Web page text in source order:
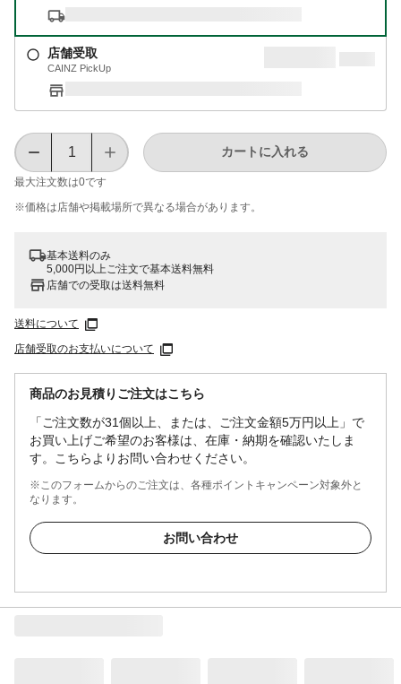
店舗受取
CAINZ PickUp
最大注文数は0です
カートに入れる
※価格は​店舗や​掲載場所で​異なる​場合が​あります。
基本送料のみ
5,000円以上ご注文で基本送料無料
店舗での受取は送料無料
送料について
店舗受取のお支払いについて
商品のお見積りご注文はこちら
「ご注文数が31個以上、または、ご注文金額5万円以上」で
お買い上げご希望のお客様は、在庫・納期を確認いたしま
す。こちらよりお問い合わせください。
※このフォームからのご注文は、各種ポイントキャンペーン対象外と
なります。
お問い合わせ